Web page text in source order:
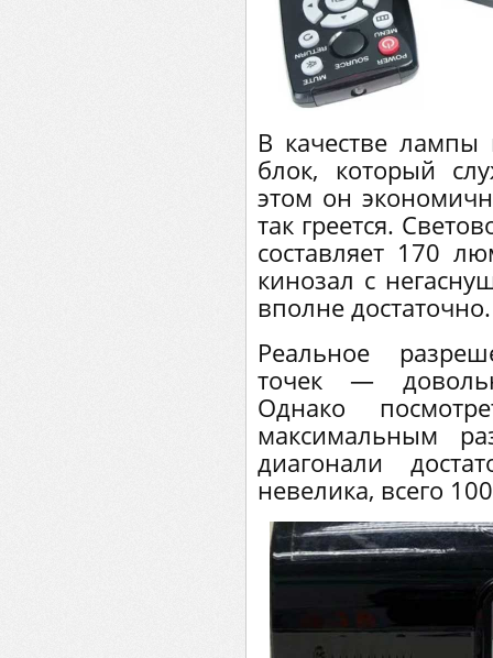
В качестве лампы
блок, который
этом он
так греется.
составляет 170
кинозал с
вполне достаточно.
Реальное
точек —
Однако
максимальным
диагонали
невелика, всего